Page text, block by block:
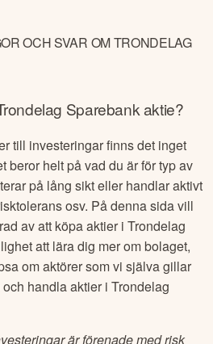
OCH SVAR OM TRONDELAG
Sparebankaktie?
till investeringar finns det inget
beror helt på vad du är för typ av